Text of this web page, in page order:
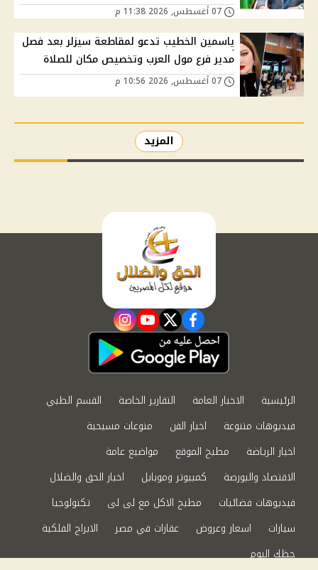
ياسمين الخطيب تدعو لمقاطعة سيزلر بعد فصل
مدير فرع مول العرب وتخصيص مكان للصلاة
المزيد
facebook
twitter
youtube
instagram
الرئيسية الاخبار العامة التقارير الخاصة
القسم الطبي
فيديوهات متنوعة
اخبار الفن
منوعات مسيحية
اخبار الرياضة
مطبخ الموقع
مواضيع عامة
الاقتصاد والبورصة
كمبيوتر وموبايل
اخبار الحق والضلال
فيديوهات فضائيات
مطبخ الاكل مع لى لى
تكنولوجيا
سيارات
اسعار وعروض عقارات في مصر
الابراج الفلكية
حظك اليوم